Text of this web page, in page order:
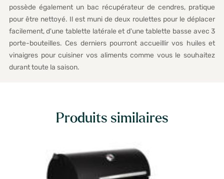
possède également un bac récupérateur de cendres, pratique
pour être nettoyé. Il est muni de deux roulettes pour le déplacer
facilement, d'une tablette latérale et d'une tablette basse avec 3
porte-bouteilles. Ces derniers pourront accueillir vos huiles et
vinaigres pour cuisiner vos aliments comme vous le souhaitez
durant toute la saison.
Produits similaires